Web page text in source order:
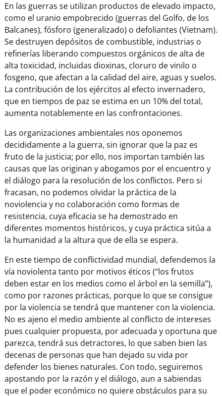
En las guerras se utilizan productos de elevado impacto,
como el uranio empobrecido (guerras del Golfo, de los
Balcanes), fósforo (generalizado) o defoliantes (Vietnam).
Se destruyen depósitos de combustible, industrias o
refinerías liberando compuestos orgánicos de alta de
alta toxicidad, incluidas dioxinas, cloruro de vinilo o
fosgeno, que afectan a la calidad del aire, aguas y suelos.
La contribución de los ejércitos al efecto invernadero,
que en tiempos de paz se estima en un 10% del total,
aumenta notablemente en las confrontaciones.
Las organizaciones ambientales nos oponemos
decididamente a la guerra, sin ignorar que la paz es
fruto de la justicia; por ello, nos importan también las
causas que las originan y abogamos por el encuentro y
el diálogo para la resolución de los conflictos. Pero si
fracasan, no podemos olvidar la práctica de la
noviolencia y no colaboración como formas de
resistencia, cuya eficacia se ha demostrado en
diferentes momentos históricos, y cuya práctica sitúa a
la humanidad a la altura que de ella se espera.
En este tiempo de conflictividad mundial, defendemos la
vía noviolenta tanto por motivos éticos (“los frutos
deben estar en los medios como el árbol en la semilla”),
como por razones prácticas, porque lo que se consigue
por la violencia se tendrá que mantener con la violencia.
No es ajeno el medio ambiente al conflicto de intereses
pues cualquier propuesta, por adecuada y oportuna que
parezca, tendrá sus detractores, lo que saben bien las
decenas de personas que han dejado su vida por
defender los bienes naturales. Con todo, seguiremos
apostando por la razón y el diálogo, aun a sabiendas
que el poder económico no quiere obstáculos para su